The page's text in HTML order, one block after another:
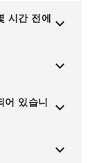
시간 전에
있습니